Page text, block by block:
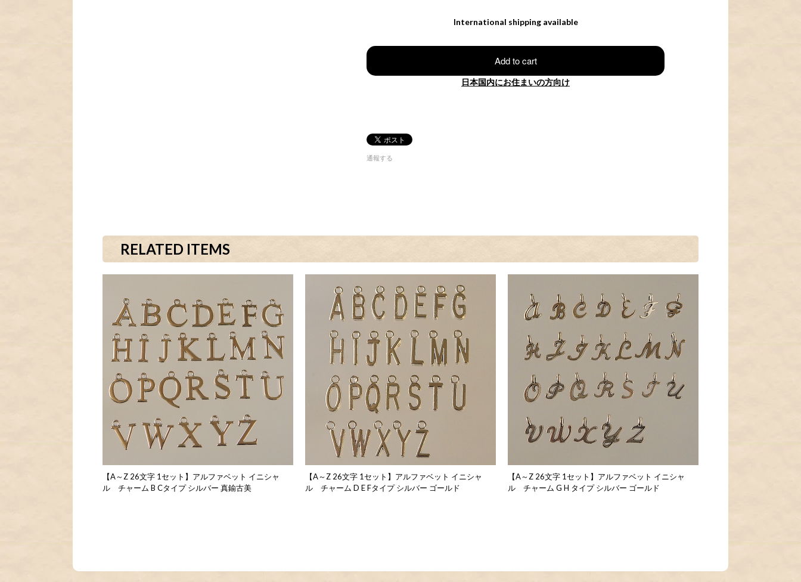
International shipping available
Add to cart
日本国内にお住まいの方向け
通報する
RELATED ITEMS
【A～Z 26文字 1セット】アルファベット イニシャ
ル チャーム B Cタイプ シルバー 真鍮古美
【A～Z 26文字 1セット】アルファベット イニシャ
ル チャーム D E Fタイプ シルバー ゴールド
【A～Z 26文字 1セット】アルファベット イニシャ
ル チャーム G H タイプ シルバー ゴールド